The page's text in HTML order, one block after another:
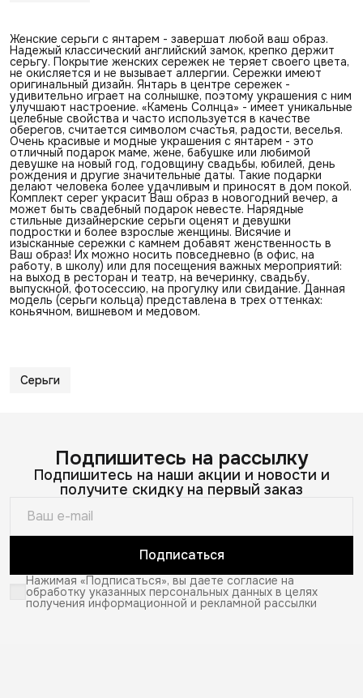
Женские серьги с янтарем - завершат любой ваш образ.
Надежый классический английский замок, крепко держит
серьгу. Покрытие женских сережек не теряет своего цвета,
не окисляется и не вызывает аллергии. Сережки имеют
оригинальный дизайн. Янтарь в центре сережек -
удивительно играет на солнышке, поэтому украшения с ним
улучшают настроение. «Камень Солнца» - имеет уникальные
целебные свойства и часто используется в качестве
оберегов, считается символом счастья, радости, веселья.
Очень красивые и модные украшения с янтарем - это
отличный подарок маме, жене, бабушке или любимой
девушке на новый год, годовщину свадьбы, юбилей, день
рождения и другие значительные даты. Такие подарки
делают человека более удачливым и приносят в дом покой.
Комплект серег украсит Ваш образ в новогодний вечер, а
может быть свадебный подарок невесте. Нарядные
стильные дизайнерские серьги оценят и девушки
подростки и более взрослые женщины. Висячие и
изысканные сережки с камнем добавят женственность в
Ваш образ! Их можно носить повседневно (в офис, на
работу, в школу) или для посещения важных мероприятий:
на выход в ресторан и театр, на вечеринку, свадьбу,
выпускной, фотосессию, на прогулку или свидание. Данная
модель (серьги кольца) представлена в трех оттенках:
коньячном, вишневом и медовом.
Серьги
Подпишитесь на рассылку
Подпишитесь на наши акции и новости и
получите скидку на первый заказ
Подписаться
Нажимая «Подписаться», вы даете согласие на
обработку указанных персональных данных в целях
получения информационной и рекламной рассылки